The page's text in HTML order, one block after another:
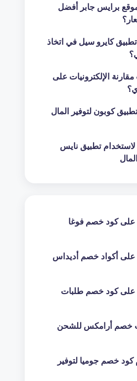
برايس جابر أفضل
كايرو سيل في اتخاذ
الإلكترونيات على
كوبون لتوفير المال
تطبيق نايس
على كود خصم فوغا
على أكواد خصم أديداس
على كود خصم طلبات
خصم أرامكس للشحن
كود خصم جوميا لتوفير